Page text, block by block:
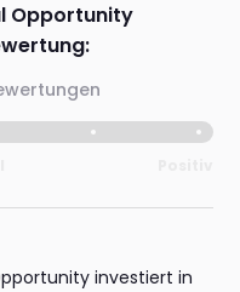
Opportunity
investiert in